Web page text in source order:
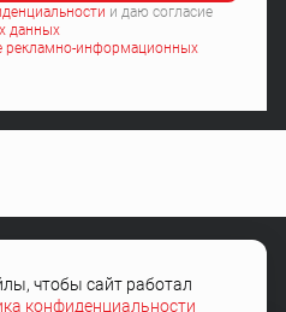
и даю согласие
данных
рекламно-информационных
чтобы сайт работал
конфиденциальности